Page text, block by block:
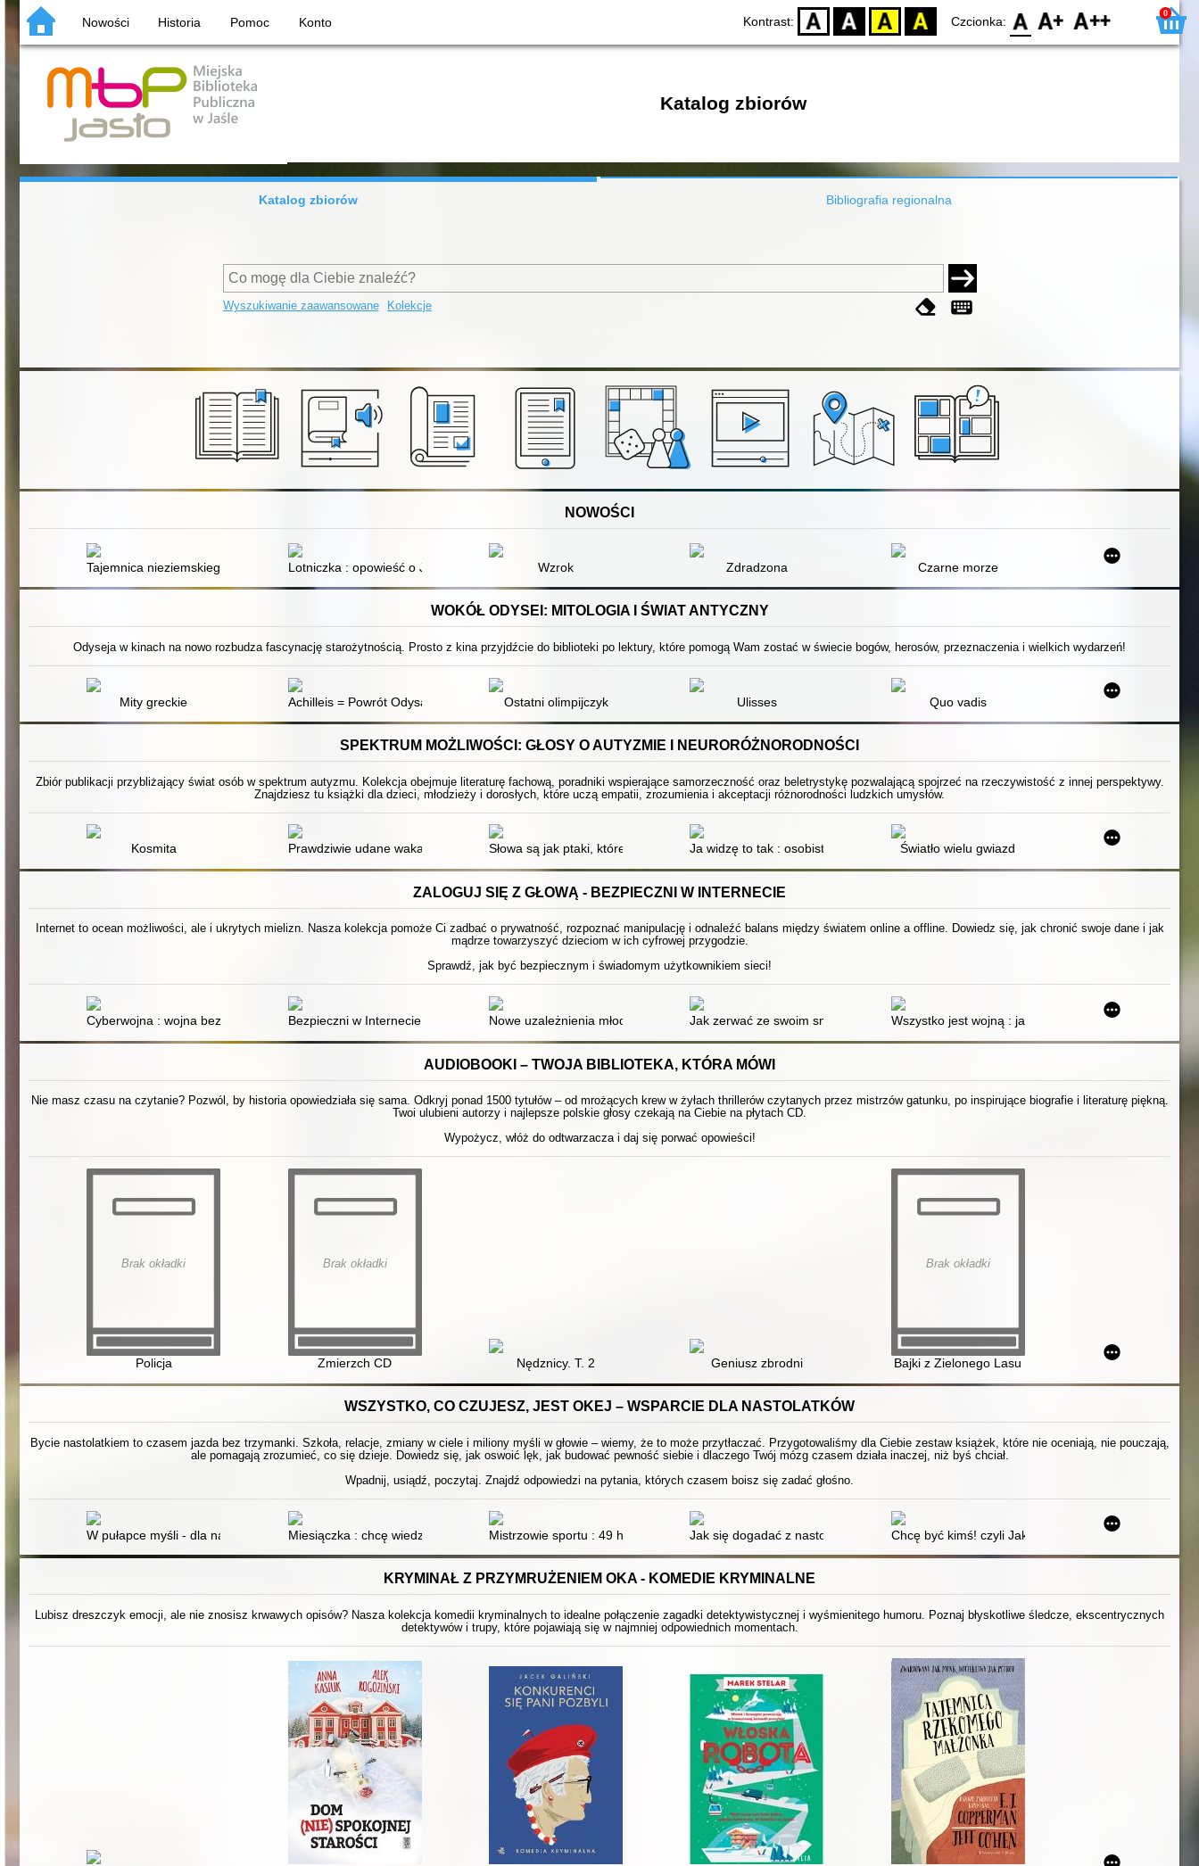
Nowości Historia Pomoc Konto Kontrast: D BW YB BY Czcionka: F0 F1 F2 0
Katalog zbiorów
Katalog zbiorów Bibliografia regionalna
Wyszukiwanie zaawansowane Kolekcje
NOWOŚCI
Tajemnica nieziemskiego bramkarzaLotniczka : opowieść o Janinie Lewandowskiej, jedynej kobiecie zamordowanej w Katyniu
Wzrok Zdradzona Czarne morze
WOKÓŁ ODYSEI: MITOLOGIA I ŚWIAT ANTYCZNY
Odyseja w kinach na nowo rozbudza fascynację starożytnością. Prosto z kina przyjdźcie do biblioteki po lektury, które pomogą Wam zostać w świecie bogów, herosów, przeznaczenia i wielkich wydarzeń!
Mity greckie Achilleis = Powrót Odysa Ostatni olimpijczyk Ulisses Quo vadis
SPEKTRUM MOŻLIWOŚCI: GŁOSY O AUTYZMIE I NEURORÓŻNORODNOŚCI
Zbiór publikacji przybliżający świat osób w spektrum autyzmu. Kolekcja obejmuje literaturę fachową, poradniki wspierające samorzeczność oraz beletrystykę pozwalającą spojrzeć na rzeczywistość z innej perspektywy.
Znajdziesz tu książki dla dzieci, młodzieży i dorosłych, które uczą empatii, zrozumienia i akceptacji różnorodności ludzkich umysłów.
Kosmita Prawdziwie udane wakacje Słowa są jak ptaki, które uczymy śpiewać : o znaczeniach i tajemnicach języka
Ja widzę to tak : osobiste spojrzenie na autyzm i zespół Aspergera
Światło wielu gwiazd
ZALOGUJ SIĘ Z GŁOWĄ - BEZPIECZNI W INTERNECIE
Internet to ocean możliwości, ale i ukrytych mielizn. Nasza kolekcja pomoże Ci zadbać o prywatność, rozpoznać manipulację i odnaleźć balans między światem online a offline. Dowiedz się, jak chronić swoje dane i jak
mądrze towarzyszyć dzieciom w ich cyfrowej przygodzie.
Sprawdź, jak być bezpiecznym i świadomym użytkownikiem sieci!
Cyberwojna : wojna bez amunicji Bezpieczni w Internecie : jak chronić się przed oszustwami i przemocąNowe uzależnienia młodego pokolenia : od przyjemności do przymusu
Jak zerwać ze swoim smartfonem Wszystko jest wojną : jak mocarstwa zrobiły z ciebie
AUDIOBOOKI – TWOJA BIBLIOTEKA, KTÓRA MÓWI
Nie masz czasu na czytanie? Pozwól, by historia opowiedziała się sama. Odkryj ponad 1500 tytułów – od mrożących krew w żyłach thrillerów czytanych przez mistrzów gatunku, po inspirujące biografie i literaturę piękną.
Twoi ulubieni autorzy i najlepsze polskie głosy czekają na Ciebie na płytach CD.
Wypożycz, włóż do odtwarzacza i daj się porwać opowieści!
Brak okładki
Policja
Brak okładki
Zmierzch CD Nędznicy. T. 2 Geniusz zbrodni
Brak okładki
Bajki z Zielonego Lasu
WSZYSTKO, CO CZUJESZ, JEST OKEJ – WSPARCIE DLA NASTOLATKÓW
Bycie nastolatkiem to czasem jazda bez trzymanki. Szkoła, relacje, zmiany w ciele i miliony myśli w głowie – wiemy, że to może przytłaczać. Przygotowaliśmy dla Ciebie zestaw książek, które nie oceniają, nie pouczają,
ale pomagają zrozumieć, co się dzieje. Dowiedz się, jak oswoić lęk, jak budować pewność siebie i dlaczego Twój mózg czasem działa inaczej, niż byś chciał.
Wpadnij, usiądź, poczytaj. Znajdź odpowiedzi na pytania, których czasem boisz się zadać głośno.
W pułapce myśli - dla nastolatków : jak skutecznie poradzić sobie z depresją, stresem i lękiem
Miesiączka : chcę wiedzieć! : pierwszy przewodnik każdej dziewczyny
Mistrzowie sportu : 49 historii niezwykłych zwycięzców
Jak się dogadać z nastolatkiem? Chcę być kimś! czyli Jak osiągnąć cele w czasach,
KRYMINAŁ Z PRZYMRUŻENIEM OKA - KOMEDIE KRYMINALNE
Lubisz dreszczyk emocji, ale nie znosisz krwawych opisów? Nasza kolekcja komedii kryminalnych to idealne połączenie zagadki detektywistycznej i wyśmienitego humoru. Poznaj błyskotliwe śledcze, ekscentrycznych
detektywów i trupy, które pojawiają się w najmniej odpowiednich momentach.